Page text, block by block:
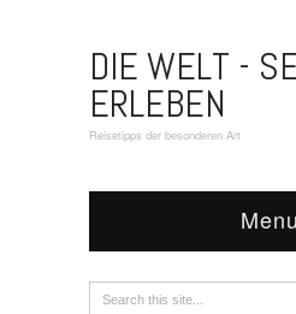
DIE WELT -
ERLEBEN
Reisetipps der besonderen Art
Menu